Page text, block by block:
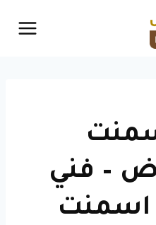
– فني
اسمنت